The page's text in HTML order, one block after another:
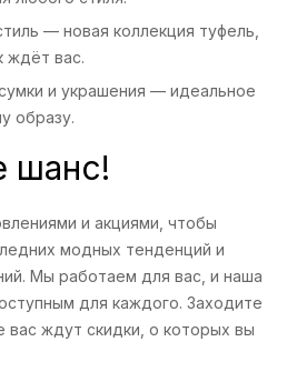
— новая коллекция туфель,
ждёт вас.
и украшения — идеальное
образу.
шанс!
и акциями, чтобы
модных тенденций и
Мы работаем для вас, и наша
для каждого. Заходите
вас ждут скидки, о которых вы